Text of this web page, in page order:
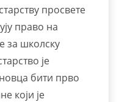
просвете
право на
за школску
је
бити прво
који је